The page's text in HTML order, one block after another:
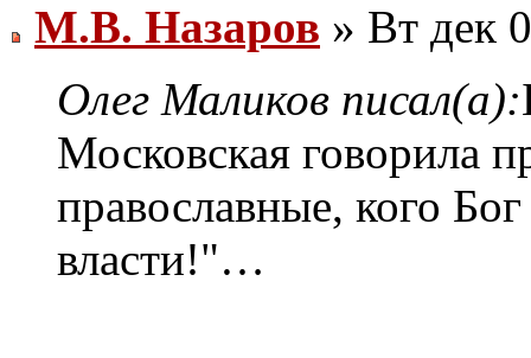
М.В. Назаров » Вт дек
Олег Маликов писал(а):
Московская говорила
православные, кого
власти!"…